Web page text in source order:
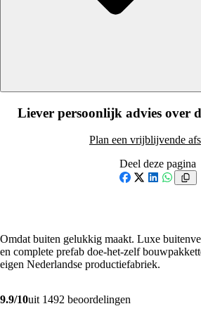
Liever persoonlijk advies over
Plan een vrijblijvende
Deel deze pagina
Omdat buiten gelukkig maakt. Luxe
en complete prefab doe-het-zelf
eigen Nederlandse productiefabriek.
9.9/10uit 1492 beoordelingen